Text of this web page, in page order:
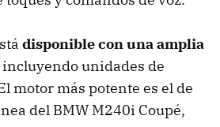
disponible con una amplia
incluyendo unidades de
motor más potente es el de
del BMW M240i Coupé,